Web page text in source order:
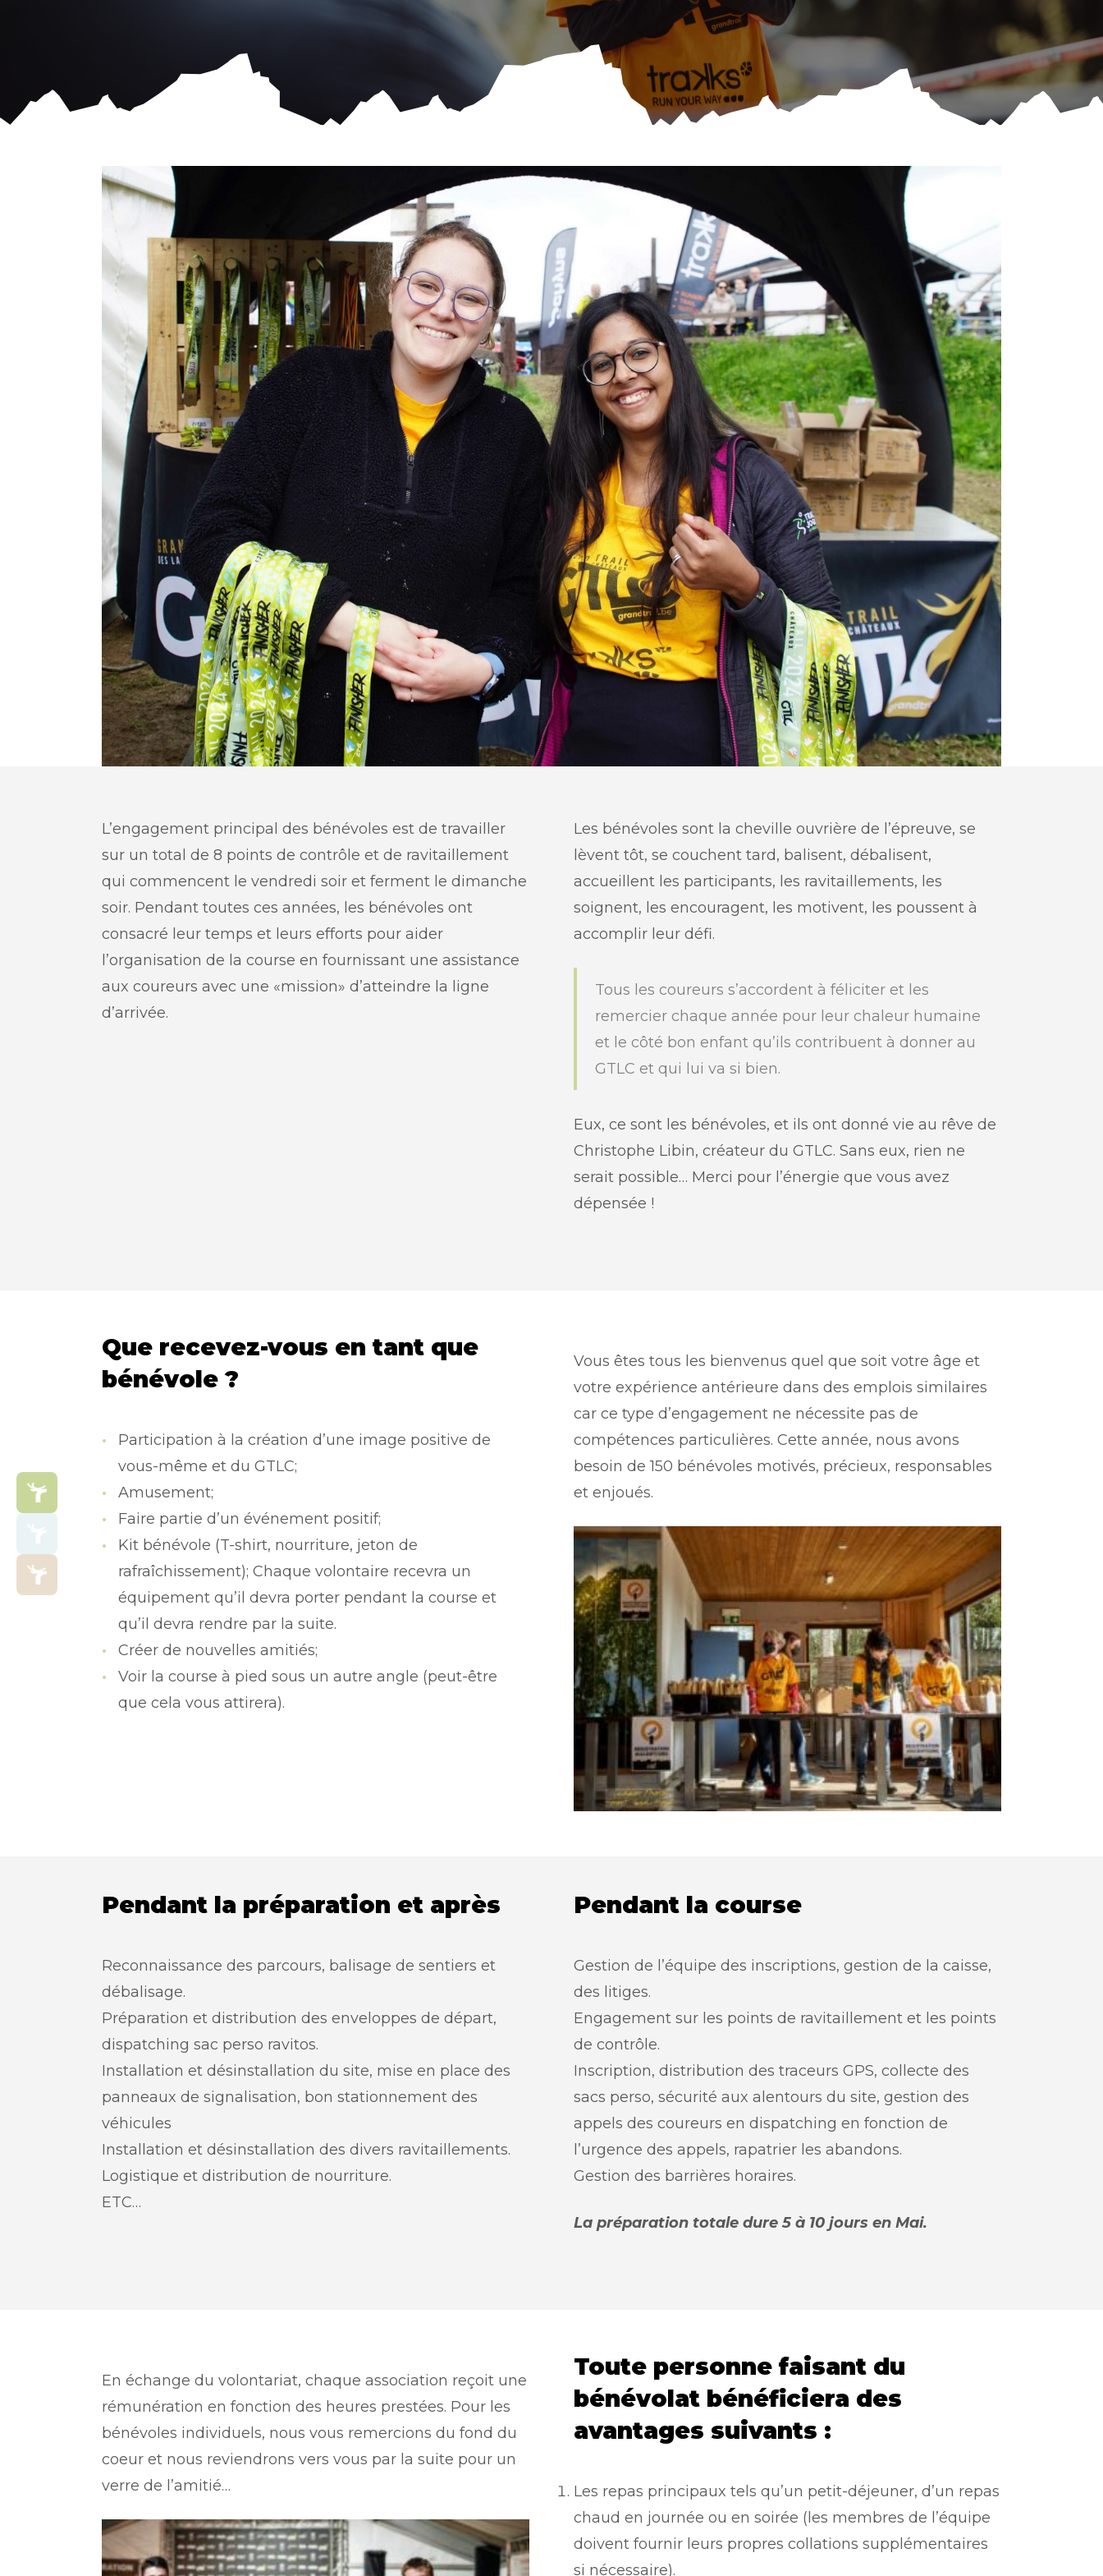
L’engagement principal des bénévoles est de travailler
sur un total de 8 points de contrôle et de ravitaillement
qui commencent le vendredi soir et ferment le dimanche
soir. Pendant toutes ces années, les bénévoles ont
consacré leur temps et leurs efforts pour aider
l’organisation de la course en fournissant une assistance
aux coureurs avec une «mission» d’atteindre la ligne
d’arrivée.
Les bénévoles sont la cheville ouvrière de l’épreuve, se
lèvent tôt, se couchent tard, balisent, débalisent,
accueillent les participants, les ravitaillements, les
soignent, les encouragent, les motivent, les poussent à
accomplir leur défi.
Tous les coureurs s’accordent à féliciter et les
remercier chaque année pour leur chaleur humaine
et le côté bon enfant qu’ils contribuent à donner au
GTLC et qui lui va si bien.
Eux, ce sont les bénévoles, et ils ont donné vie au rêve de
Christophe Libin, créateur du GTLC. Sans eux, rien ne
serait possible… Merci pour l’énergie que vous avez
dépensée !
Que recevez-vous en tant que
bénévole ?
Participation à la création d’une image positive de
vous-même et du GTLC;
Amusement;
Faire partie d’un événement positif;
Kit bénévole (T-shirt, nourriture, jeton de
rafraîchissement); Chaque volontaire recevra un
équipement qu’il devra porter pendant la course et
qu’il devra rendre par la suite.
Créer de nouvelles amitiés;
Voir la course à pied sous un autre angle (peut-être
que cela vous attirera).
Vous êtes tous les bienvenus quel que soit votre âge et
votre expérience antérieure dans des emplois similaires
car ce type d’engagement ne nécessite pas de
compétences particulières. Cette année, nous avons
besoin de 150 bénévoles motivés, précieux, responsables
et enjoués.
Pendant la préparation et après
Reconnaissance des parcours, balisage de sentiers et
débalisage.
Préparation et distribution des enveloppes de départ,
dispatching sac perso ravitos.
Installation et désinstallation du site, mise en place des
panneaux de signalisation, bon stationnement des
véhicules
Installation et désinstallation des divers ravitaillements.
Logistique et distribution de nourriture.
ETC…
Pendant la course
Gestion de l’équipe des inscriptions, gestion de la caisse,
des litiges.
Engagement sur les points de ravitaillement et les points
de contrôle.
Inscription, distribution des traceurs GPS, collecte des
sacs perso, sécurité aux alentours du site, gestion des
appels des coureurs en dispatching en fonction de
l’urgence des appels, rapatrier les abandons.
Gestion des barrières horaires.
La préparation totale dure 5 à 10 jours en Mai.
En échange du volontariat, chaque association reçoit une
rémunération en fonction des heures prestées. Pour les
bénévoles individuels, nous vous remercions du fond du
coeur et nous reviendrons vers vous par la suite pour un
verre de l’amitié…
Toute personne faisant du
bénévolat bénéficiera des
avantages suivants :
Les repas principaux tels qu’un petit-déjeuner, d’un repas
chaud en journée ou en soirée (les membres de l’équipe
doivent fournir leurs propres collations supplémentaires
si nécessaire).